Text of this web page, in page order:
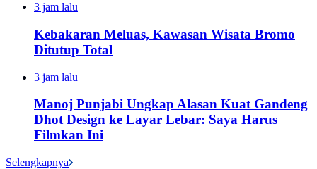
3 jam lalu
Kebakaran Meluas, Kawasan Wisata Bromo
Ditutup Total
3 jam lalu
Manoj Punjabi Ungkap Alasan Kuat Gandeng
Dhot Design ke Layar Lebar: Saya Harus
Filmkan Ini
Selengkapnya